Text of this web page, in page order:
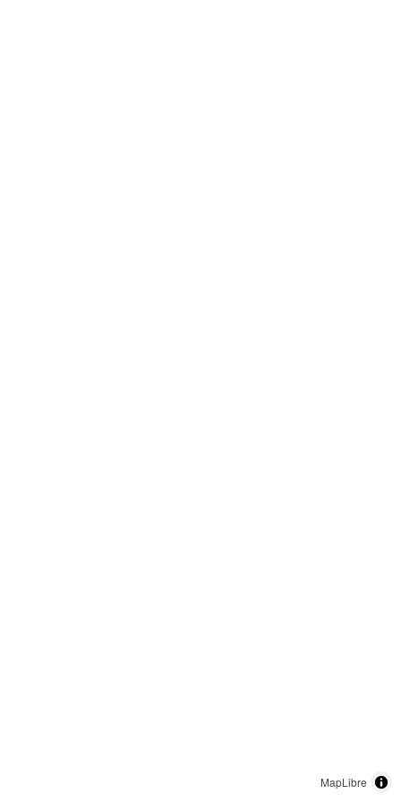
MapLibre